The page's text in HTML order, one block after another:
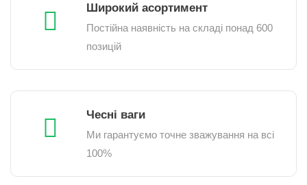
Широкий асортимент
Постійна наявність на складі понад 600
позицій
Чесні ваги
Ми гарантуємо точне зважування на всі
100%